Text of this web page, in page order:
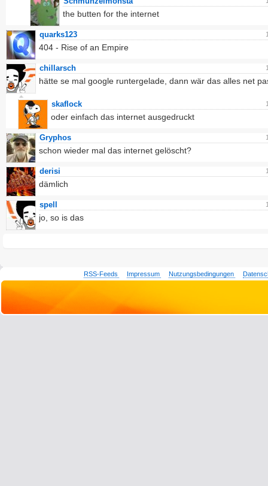
the butten for the internet
quarks123
404 - Rise of an Empire
chillarsch
hätte se mal google runtergelade, dann wär das alles net
skaflock
oder einfach das internet ausgedruckt
Gryphos
schon wieder mal das internet gelöscht?
derisi
dämlich
spell
jo, so is das
RSS-Feeds Impressum Nutzungsbedingungen